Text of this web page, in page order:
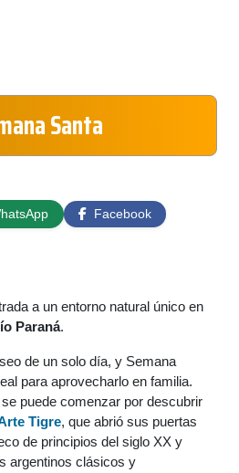
Santa
Facebook
a un entorno natural único en
Paraná.
de un solo día, y Semana
para aprovecharlo en familia.
puede comenzar por descubrir
Tigre, que abrió sus puertas
de principios del siglo XX y
argentinos clásicos y